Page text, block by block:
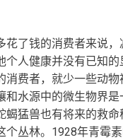
花了钱的消费者来说
个人健康并没有已知的
消费者，就少一些动
和水源中的微生物界是
蝎猛兽也有将来的救
个丛林。1928年青霉